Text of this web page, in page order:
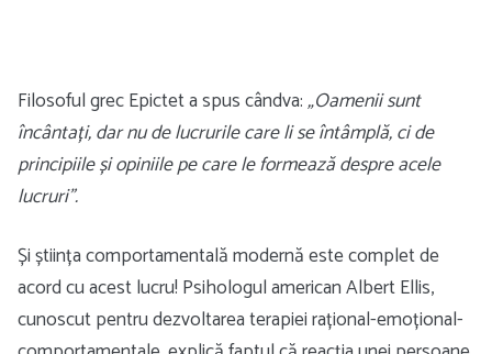
Filosoful grec Epictet a spus cândva:„Oamenii sunt
încântați, dar nu de lucrurile care li se întâmplă, ci de
principiile și opiniile pe care le formează despre acele
lucruri”.
Și știința comportamentală modernă este complet de
acord cu acest lucru! Psihologul american Albert Ellis,
cunoscut pentru dezvoltarea terapiei rațional-emoțional-